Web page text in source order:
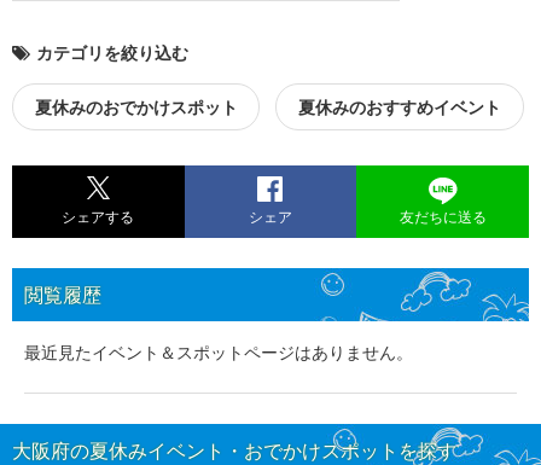
カテゴリを絞り込む
夏休みのおでかけスポット 夏休みのおすすめイベント
シェアする シェア 友だちに送る
閲覧履歴
最近見たイベント＆スポットページはありません。
大阪府の夏休みイベント・おでかけスポットを探す